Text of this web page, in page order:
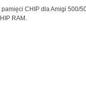
CHIP dla Amigi 500/
RAM.